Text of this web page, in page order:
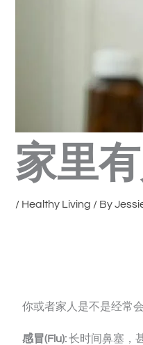
家里
/ Healthy Living / By
你或者家人是不是经常
感冒(Flu):长时间鼻塞，